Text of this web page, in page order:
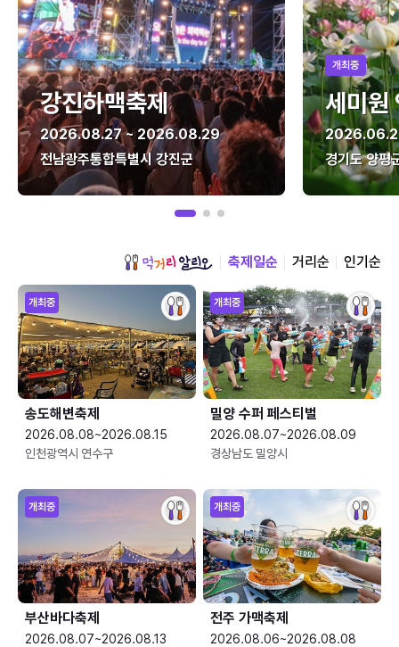
강진하맥축제
2026.08.27 ~ 2026.08.29
전남광주통합특별시 강진군
개최중
세미원
경기도 양평
축제일순 거리순 인기순
개최중
송도해변축제
2026.08.08~2026.08.15
인천광역시 연수구
개최중
밀양 수퍼 페스티벌
2026.08.07~2026.08.09
경상남도 밀양시
개최중
부산바다축제
2026.08.07~2026.08.13
개최중
전주 가맥축제
2026.08.06~2026.08.08